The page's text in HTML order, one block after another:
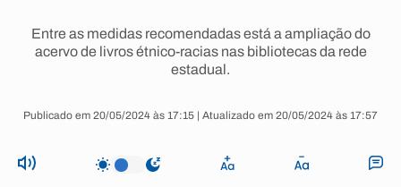
Entre as medidas recomendadas está a ampliação do
acervo de livros étnico-racias nas bibliotecas da rede
estadual.
Publicado em 20/05/2024 às 17:15 | Atualizado em 20/05/2024 às 17:57